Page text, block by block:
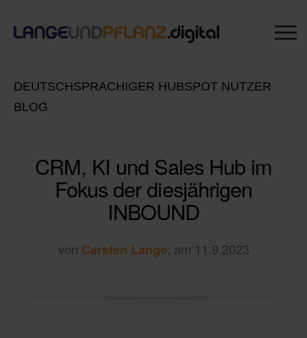
DEUTSCHSPRACHIGER HUBSPOT NUTZER
BLOG
CRM, KI und Sales Hub im
Fokus der diesjährigen
INBOUND
von Carsten Lange, am 11.9.2023